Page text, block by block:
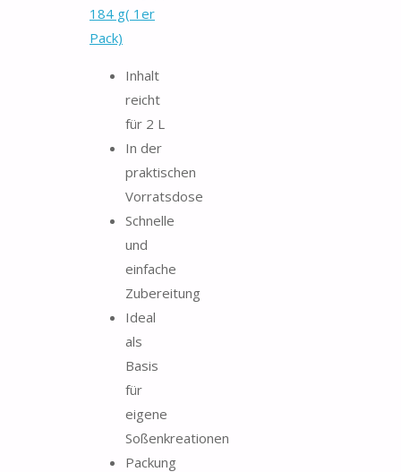
184 g( 1er
Pack)
Inhalt
reicht
für 2 L
In der
praktischen
Vorratsdose
Schnelle
und
einfache
Zubereitung
Ideal
als
Basis
für
eigene
Soßenkreationen
Packung